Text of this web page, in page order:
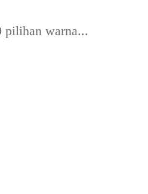
pilihan warna...